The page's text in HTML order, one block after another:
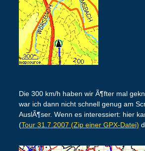
Die 300 km/h haben wir Ã¶fter mal
war ich dann nicht schnell genug am
AuslÃ¶ser. Wenn es interessiert: hier
(Tour 31.7.2007 (Zip einer GPX-Datei)